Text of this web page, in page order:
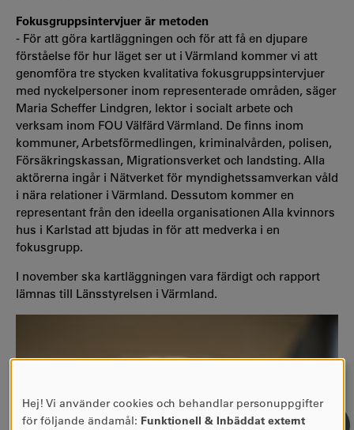
Fokusgruppsintervjuer är metoden
- För att göra kartläggningen och för att få en djupare
förståelse för hur läget ser ut i Värmland kommer vi att
genomföra tre stycken kvalitativa fokusgruppsintervjuer
med nyckelpersoner inom representerade områden, säger
Maria Scheffer Lindgren, lektor i socialt arbete och
verksam inom FOU Välfärd Värmland. De finns inom
kommuner, Arbetsförmedlingen, kriminalvården, polisen,
Försäkringskassan, Migrationsverket och landsting. Alla
aktörerna ingår i Nätverket för myndighetssamverkan våld
i nära relationer i Värmland. Dessutom kommer en
representant från den ideella organisationen Alla kvinnors
hus i Karlstad att bjudas in för att medverka i en
fokusgrupp.
I november ska kartläggningen vara färdigt och rapport
lämnas till Länsstyrelsen i Värmland.
ANVÄNDNING
Hej! Vi använder cookies och behandlar personuppgifter
för följande ändamål: Funktionell & Inbäddat externt